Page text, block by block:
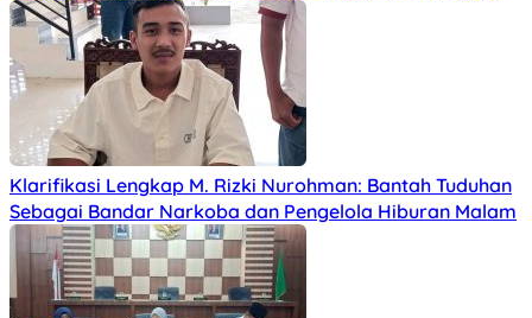
Klarifikasi Lengkap M. Rizki Nurohman: Bantah Tuduhan
Sebagai Bandar Narkoba dan Pengelola Hiburan Malam